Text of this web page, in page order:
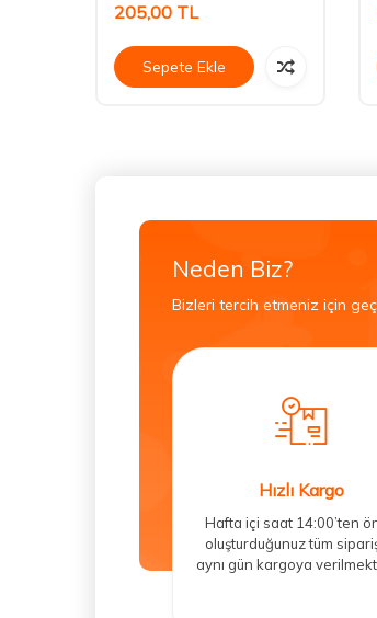
205,00 TL
Sepete Ekle
Neden Biz?
Bizleri tercih etmeniz için
Hızlı Kargo
Hafta içi saat 14:00’ten
oluşturduğunuz tüm
aynı gün kargoya